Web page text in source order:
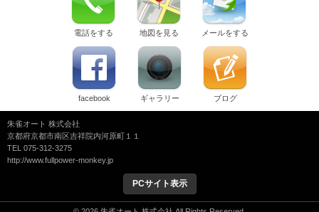
電話をする 地図を見る メールをする
facebook ギャラリー ブログ
朱雀オート 株式会社
京都府京都市南区吉祥院内河原町１１
TEL 075-312-3275
http://www.fullpower-monkey.jp
PCサイト表示